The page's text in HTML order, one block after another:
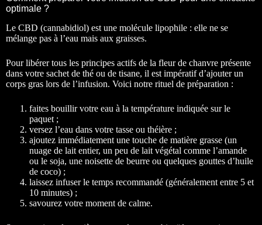
optimale ?
Le CBD (cannabidiol) est une molécule lipophile : elle ne se
mélange pas à l’eau mais aux graisses.
Pour libérer tous les principes actifs de la fleur de chanvre présente
dans votre sachet de thé ou de tisane, il est impératif d’ajouter un
corps gras lors de l’infusion. Voici notre rituel de préparation :
faites bouillir votre eau à la température indiquée sur le
paquet ;
versez l’eau dans votre tasse ou théière ;
ajoutez immédiatement une touche de matière grasse (un
nuage de lait entier, un peu de lait végétal comme l’amande
ou le soja, une noisette de beurre ou quelques gouttes d’huile
de coco) ;
laissez infuser le temps recommandé (généralement entre 5 et
10 minutes) ;
savourez votre moment de calme.